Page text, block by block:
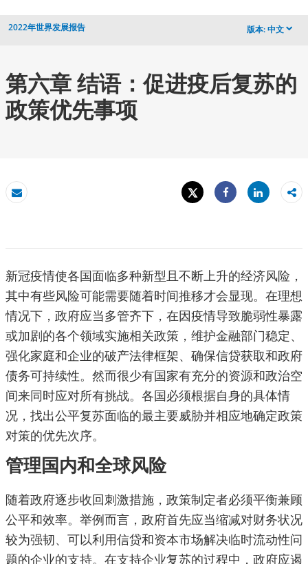
2022年世界发展报告 版本:中文 dropdown
第六章 结语：促进疫后复苏的
政策优先事项
发送电子邮件
Tweet
Share
Share
新冠疫情使各国面临多种新型且不断上升的经济风险，
其中有些风险可能需要随着时间推移才会显现。在理想
情况下，政府应当多管齐下，在因疫情导致脆弱性暴露
或加剧的各个领域实施相关政策，维护金融部门稳定、
强化家庭和企业的破产法律框架、确保信贷获取和政府
债务可持续性。然而很少有国家有充分的资源和政治空
间来同时应对所有挑战。各国必须根据自身的具体情
况，找出公平复苏面临的最主要威胁并相应地确定政策
对策的优先次序。
管理国内和全球风险
随着政府逐步收回刺激措施，政策制定者必须平衡兼顾
公平和效率。举例而言，政府首先应当缩减对财务状况
较为强韧、可以利用信贷和资本市场解决临时流动性问
题的企业的支持。在支持企业复苏的过程中，政府应遏